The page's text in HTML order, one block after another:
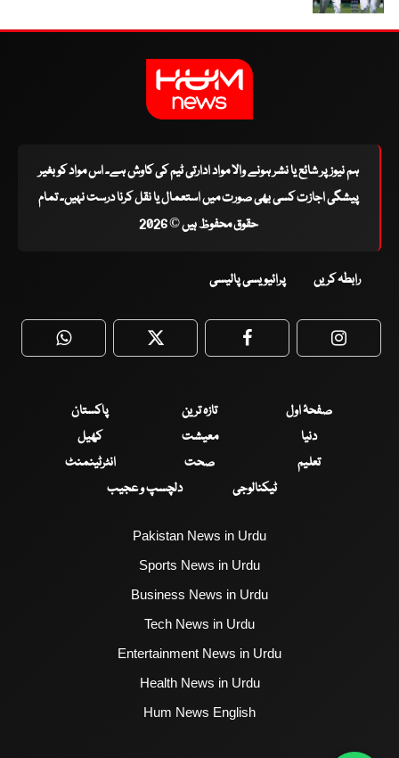
ہم نیوز پر شائع یا نشر ہونے والا مواد ادارتی ٹیم کی کاوش ہے۔ اس مواد کو بغیر
پیشگی اجازت کسی بھی صورت میں استعمال یا نقل کرنا درست نہیں۔ تمام
حقوق محفوظ ہیں © 2026
رابطہ کریں پرائیویسی پالیسی
WhatsApp Twitter Facebook
صفحۂ اول تازہ ترین
پاکستان
دنیا
معیشت
کھیل
تعلیم
صحت
انٹرٹینمنٹ
ٹیکنالوجی
دلچسپ و عجیب
Pakistan News in Urdu
Sports News in Urdu
Business News in Urdu
Tech News in Urdu
Entertainment News in Urdu
Health News in Urdu
Hum News English